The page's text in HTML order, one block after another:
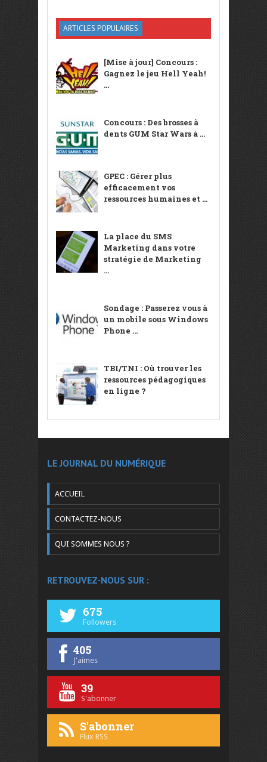
ARTICLES POPULAIRES
[Mise à jour] Concours :
Gagnez le jeu Hell Yeah!
...
Concours : Des brosses à
dents GUM Star Wars à ...
GPEC : Gérer plus
efficacement vos
ressources humaines et ...
La place du SMS
Marketing dans votre
stratégie de Marketing
...
Sondage : Passerez vous à
un mobile sous Windows
Phone ...
TBI/TNI : Où trouver les
ressources pédagogiques
en ligne ?
LE JOURNAL DU NUMÉRIQUE
ACCUEIL
CONTACTEZ-NOUS
QUI SOMMES NOUS ?
RETROUVEZ-NOUS SUR :
675
Followers
405
J'aimes
39
S'abonner
S'abonner
Flux RSS